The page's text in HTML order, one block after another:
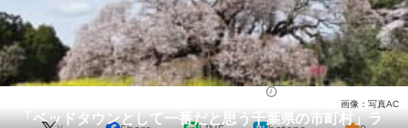
地域
住まい 教育・育児
動物 リサーチ
会員記事
「ベッドタウンとして一番だと思う千葉県の市町村」ラ
画像：写真AC